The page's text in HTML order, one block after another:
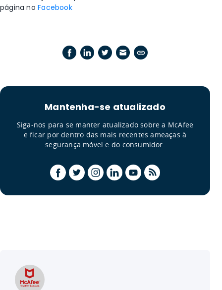
página noFacebook
Mantenha-se atualizado
Siga-nos para se manter atualizado sobre a McAfee
e ficar por dentro das mais recentes ameaças à
segurança móvel e do consumidor.